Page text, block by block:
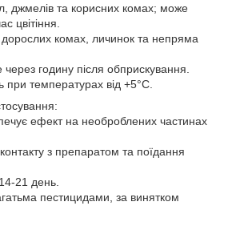
джмелів та корисних комах; може
цвітіння.
дорослих комах, личинок та непряма
годину після обприскування.
при температурах від +5°C.
ефект на необроблених частинах
з препаратом та поїдання
21 день.
пестицидами, за винятком